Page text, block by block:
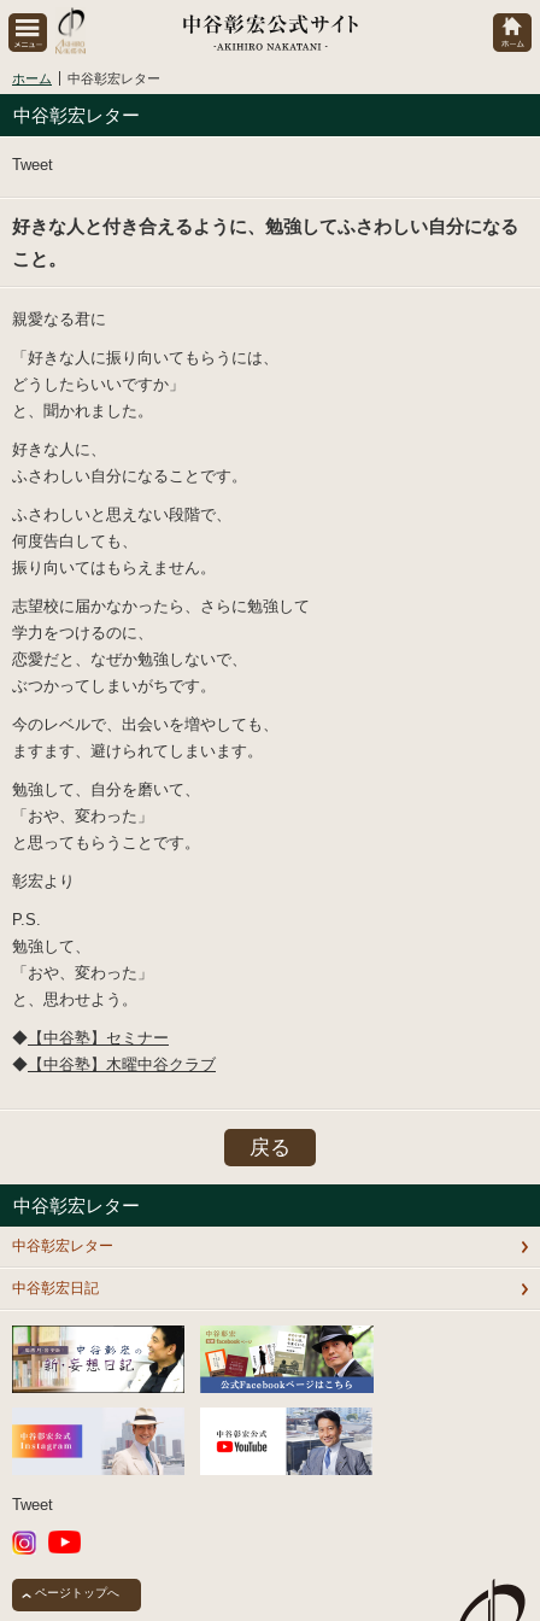
ホーム 中谷彰宏レター
中谷彰宏レター
Tweet
好きな人と付き合えるように、勉強してふさわしい自分になる
こと。
親愛なる君に
「好きな人に振り向いてもらうには、
どうしたらいいですか」
と、聞かれました。
好きな人に、
ふさわしい自分になることです。
ふさわしいと思えない段階で、
何度告白しても、
振り向いてはもらえません。
志望校に届かなかったら、さらに勉強して
学力をつけるのに、
恋愛だと、なぜか勉強しないで、
ぶつかってしまいがちです。
今のレベルで、出会いを増やしても、
ますます、避けられてしまいます。
勉強して、自分を磨いて、
「おや、変わった」
と思ってもらうことです。
彰宏より
P.S.
勉強して、
「おや、変わった」
と、思わせよう。
◆ 【中谷塾】セミナー
◆ 【中谷塾】木曜中谷クラブ
戻る
中谷彰宏レター
中谷彰宏レター
中谷彰宏日記
Tweet
ページトップへ